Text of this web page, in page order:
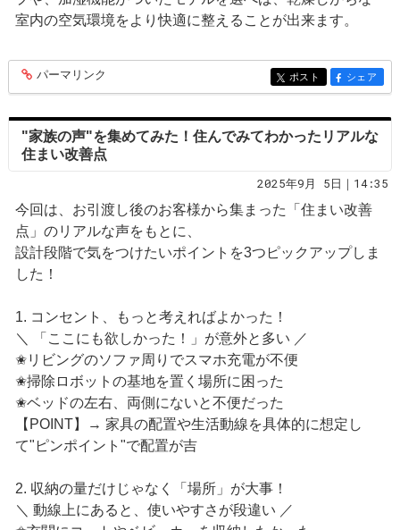
室内の空気環境をより快適に整えることが出来ます。
entry372
パーマリンク entry372
ポスト entry372
シェア
"家族の声"を集めてみた！住んでみてわかったリアルな
住まい改善点
2025年9月 5日｜14:35
今回は、お引渡し後のお客様から集まった「住まい改善
点」のリアルな声をもとに、
設計段階で気をつけたいポイントを3つピックアップしま
した！
1. コンセント、もっと考えればよかった！
＼ 「ここにも欲しかった！」が意外と多い ／
✬リビングのソファ周りでスマホ充電が不便
✬掃除ロボットの基地を置く場所に困った
✬ベッドの左右、両側にないと不便だった
【POINT】→ 家具の配置や生活動線を具体的に想定し
て"ピンポイント"で配置が吉
2. 収納の量だけじゃなく「場所」が大事！
＼ 動線上にあると、使いやすさが段違い ／